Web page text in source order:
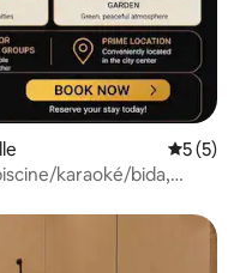
5 (5)
karaoké/bida,